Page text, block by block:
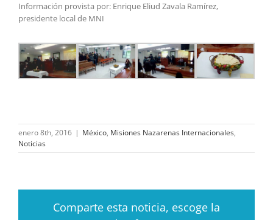
Información provista por: Enrique Eliud Zavala Ramírez,
presidente local de MNI
enero 8th, 2016 | México, Misiones Nazarenas Internacionales,
Noticias
Comparte esta noticia, escoge la